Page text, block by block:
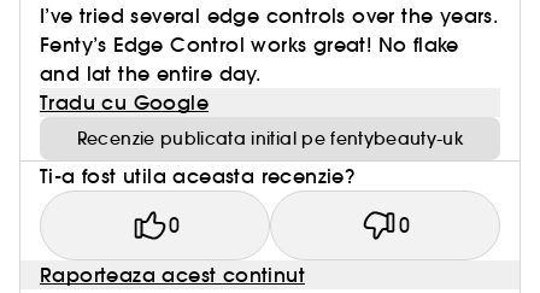
I’ve tried several edge controls over the years.
Fenty’s Edge Control works great! No flake
and lat the entire day.
Tradu cu Google
Recenzie publicata initial pe fentybeauty-uk
Ti-a fost utila aceasta recenzie?
0 0
Raporteaza acest continut